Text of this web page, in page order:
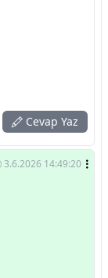
Cevap Yaz
3.6.2026 14:49:20